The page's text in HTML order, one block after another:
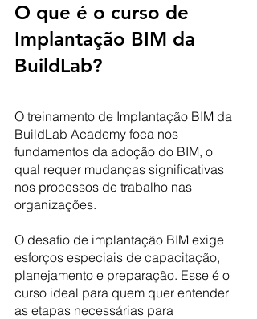
O que é o curso de
Implantação BIM da
BuildLab?
O treinamento de Implantação BIM da
BuildLab Academy foca nos
fundamentos da adoção do BIM, o
qual requer mudanças significativas
nos processos de trabalho nas
organizações.
O desafio de implantação BIM exige
esforços especiais de capacitação,
planejamento e preparação. Esse é o
curso ideal para quem quer entender
as etapas necessárias para